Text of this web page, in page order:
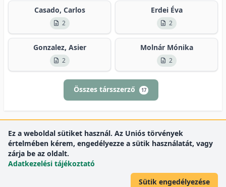
Casado, Carlos
2
Erdei Éva
2
Gonzalez, Asier
2
Molnár Mónika
2
Összes társszerző 17
Ez a weboldal sütiket használ. Az Uniós törvények
értelmében kérem, engedélyezze a sütik használatát, vagy
zárja be az oldalt.
Adatkezelési tájékoztató
Sütik engedélyezése